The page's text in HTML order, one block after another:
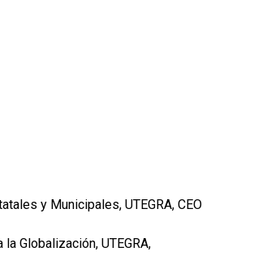
y Municipales, UTEGRA, CEO
Globalización, UTEGRA,